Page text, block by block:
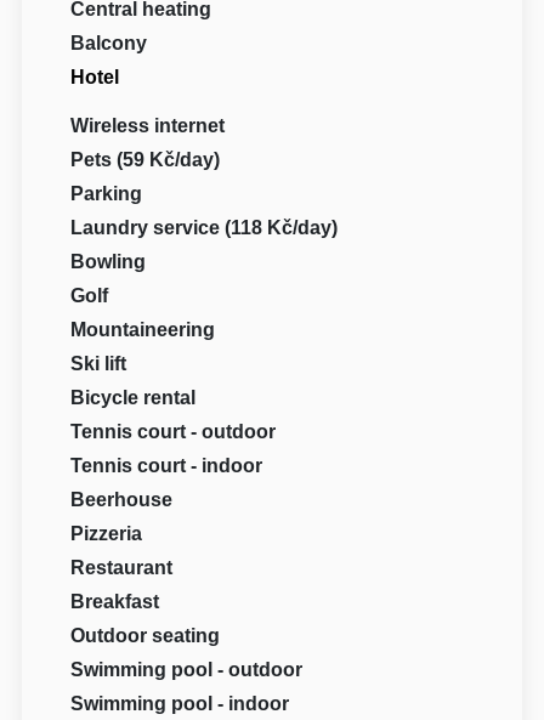
Central heating
Balcony
Hotel
Wireless internet
Pets (59 Kč/day)
Parking
Laundry service (118 Kč/day)
Bowling
Golf
Mountaineering
Ski lift
Bicycle rental
Tennis court - outdoor
Tennis court - indoor
Beerhouse
Pizzeria
Restaurant
Breakfast
Outdoor seating
Swimming pool - outdoor
Swimming pool - indoor